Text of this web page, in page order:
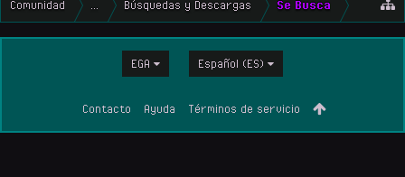
Comunidad Búsquedas y Descargas Se Busca
EGA Español (ES)
Contacto Ayuda Términos de servicio